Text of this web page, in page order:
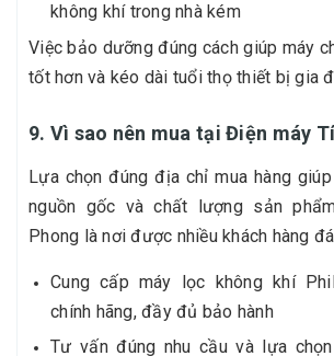
không khí trong nhà kém
Việc bảo dưỡng đúng cách giúp máy
tốt hơn và kéo dài tuổi thọ thiết bị gia
9. Vì sao nên mua tại Điện máy
Lựa chọn đúng địa chỉ mua hàng
nguồn gốc và chất lượng sản
Phong là nơi được nhiều khách hàng
Cung cấp máy lọc không khí
chính hãng, đầy đủ bảo hành
Tư vấn đúng nhu cầu và lựa